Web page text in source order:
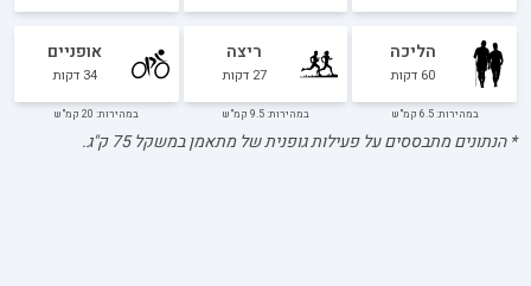
הליכה
60 דקות
במהירות: 6.5 קמ"ש
ריצה
27 דקות
במהירות: 9.5 קמ"ש
אופניים
34 דקות
במהירות: 20 קמ"ש
* הנתונים מתבססים על פעילות גופנית של מתאמן במשקל75ק"ג.